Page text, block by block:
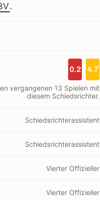
.
0.2 4.7
vergangenen 13 Spielen mit
diesem Schiedsrichter.
Schiedsrichterassistent
Schiedsrichterassistent
Vierter Offizieller
Vierter Offizieller